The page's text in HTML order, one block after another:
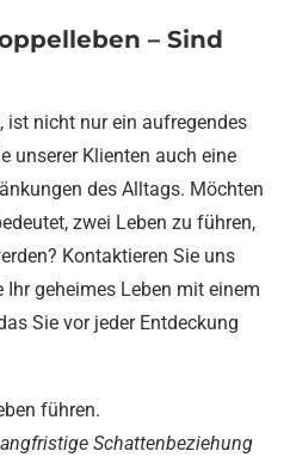
– Sind
ist nicht nur ein aufregendes
unserer Klienten auch eine
des Alltags. Möchten
zwei Leben zu führen,
Kontaktieren Sie uns
geheimes Leben mit einem
Sie vor jeder Entdeckung
Schattenbeziehung